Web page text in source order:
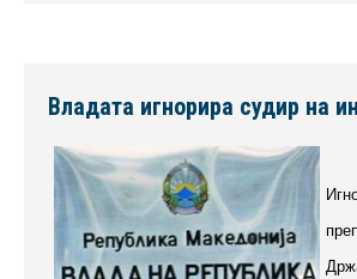
Владата игнорира судир на